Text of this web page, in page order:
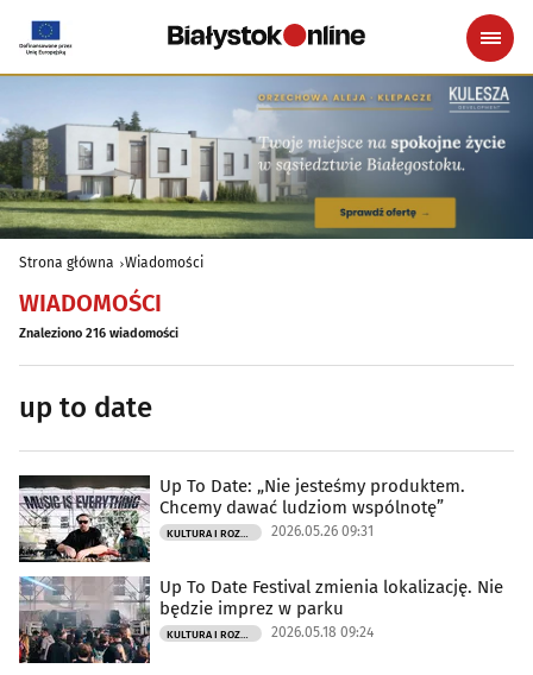
Strona główna Wiadomości
WIADOMOŚCI
Znaleziono 216 wiadomości
up to date
Up To Date: „Nie jesteśmy produktem.
Chcemy dawać ludziom wspólnotę”
2026.05.26 09:31
Up To Date Festival zmienia lokalizację. Nie
będzie imprez w parku
2026.05.18 09:24